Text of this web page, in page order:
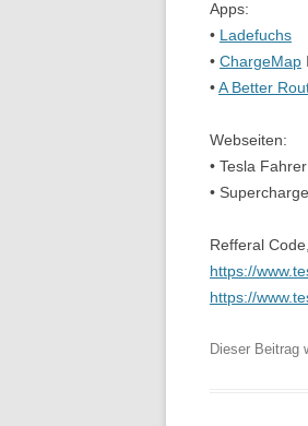
Apps:
• Ladefuchs
• ChargeMap
•A Better
Webseiten:
• Tesla
•
Refferal
https://
https://
Dieser Beitrag